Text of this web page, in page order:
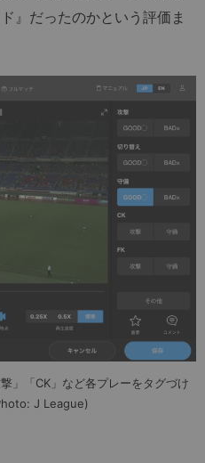
』だったのかという評価ま
」「CK」など各プレーをタグづけ
J League)